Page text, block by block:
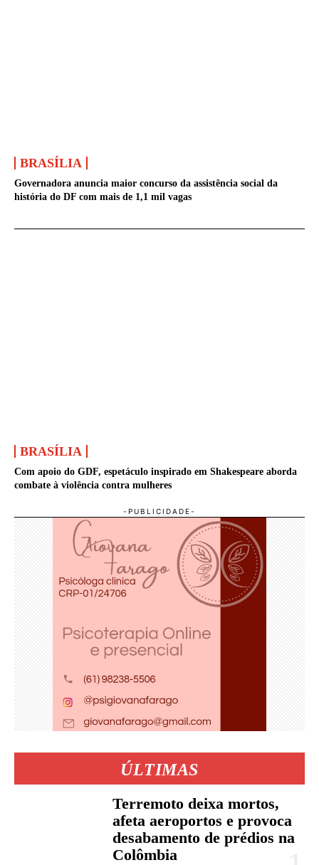
BRASÍLIA
Governadora anuncia maior concurso da assistência social da
história do DF com mais de 1,1 mil vagas
BRASÍLIA
Com apoio do GDF, espetáculo inspirado em Shakespeare aborda
combate à violência contra mulheres
ÚLTIMAS
Terremoto deixa mortos,
afeta aeroportos e provoca
desabamento de prédios na
Colômbia